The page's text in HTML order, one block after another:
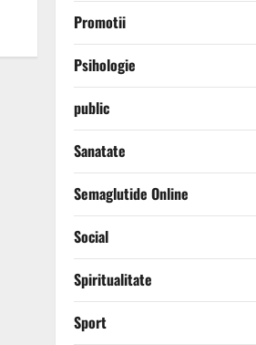
Promotii
Psihologie
public
Sanatate
Semaglutide Online
Social
Spiritualitate
Sport